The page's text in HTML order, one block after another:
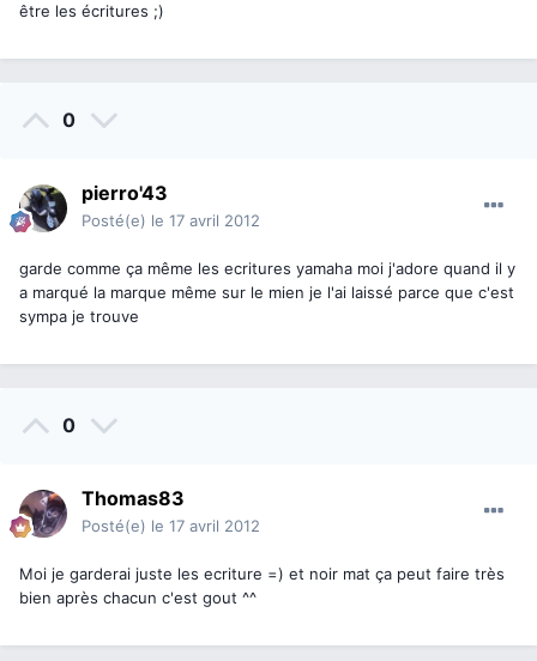
être les écritures ;)
0
pierro'43
Posté(e) le 17 avril 2012
garde comme ça même les ecritures yamaha moi j'adore quand il y
a marqué la marque même sur le mien je l'ai laissé parce que c'est
sympa je trouve
0
Thomas83
Posté(e) le 17 avril 2012
Moi je garderai juste les ecriture =) et noir mat ça peut faire très
bien après chacun c'est gout ^^